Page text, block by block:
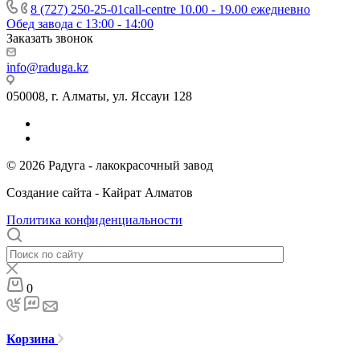
8 (727) 250-25-01call-centre 10.00 - 19.00 ежедневно
Обед завода с 13:00 - 14:00
Заказать звонок
info@raduga.kz
050008, г. Алматы, ул. Яссауи 128
© 2026 Радуга - лакокрасочный завод
Создание сайта - Кайрат Алматов
Политика конфиденциальности
0
Корзина